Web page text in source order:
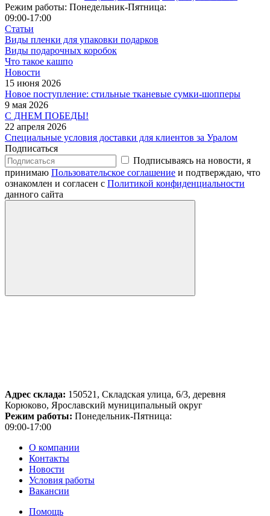
Режим работы: Понедельник-Пятница:
09:00-17:00
Статьи
Виды пленки для упаковки подарков
Виды подарочных коробок
Что такое кашпо
Новости
15 июня 2026
Новое поступление: стильные тканевые сумки-шопперы
9 мая 2026
С ДНЕМ ПОБЕДЫ!
22 апреля 2026
Специальные условия доставки для клиентов за Уралом
Подписаться
Подписываясь на новости, я
принимаю Пользовательское соглашение и подтверждаю, что
ознакомлен и согласен с Политикой конфиденциальности
данного сайта
Адрес склада: 150521, Складская улица, 6/3, деревня
Корюково, Ярославский муниципальный округ
Режим работы: Понедельник-Пятница:
09:00-17:00
О компании
Контакты
Новости
Условия работы
Вакансии
Помощь